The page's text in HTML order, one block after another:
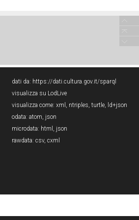
dati da: https://dati.cultura.gov.it/sparql
visualizza su LodLive
visualizza come: xml , ntriples, turtle, ld+json
odata: atom, json
microdata: html , json
rawdata: csv, cxml